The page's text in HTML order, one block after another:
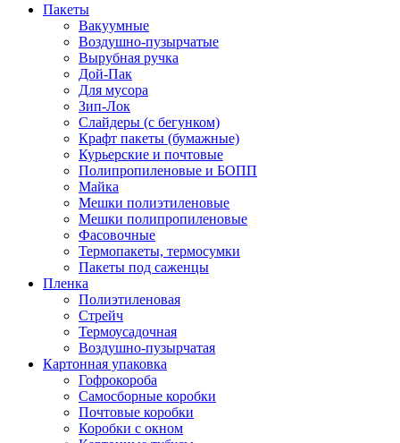
Пакеты
Вакуумные
Воздушно-пузырчатые
Вырубная ручка
Дой-Пак
Для мусора
Зип-Лок
Слайдеры (с бегунком)
Крафт пакеты (бумажные)
Курьерские и почтовые
Полипропиленовые и БОПП
Майка
Мешки полиэтиленовые
Мешки полипропиленовые
Фасовочные
Термопакеты, термосумки
Пакеты под саженцы
Пленка
Полиэтиленовая
Стрейч
Термоусадочная
Воздушно-пузырчатая
Картонная упаковка
Гофрокороба
Самосборные коробки
Почтовые коробки
Коробки с окном